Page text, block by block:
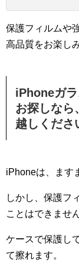
保護フィルムや
高品質をお楽し
iPhoneガ
お探しなら
越しくださ
iPhoneは、ます
しかし、保護フ
ことはできません
ケースで保護し
て擦れます。